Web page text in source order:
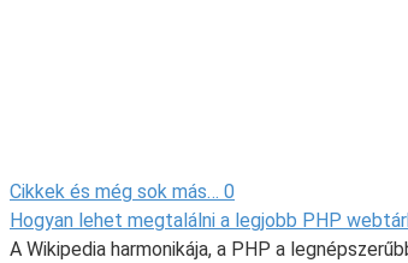
Cikkek és még sok más… 0
Hogyan lehet megtalálni a legjobb PHP
A Wikipedia harmonikája, a PHP a